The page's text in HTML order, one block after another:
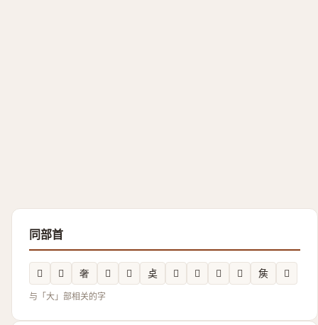
同部首
𡘕 𭑞 奢 𡚋 𰋬 奌 𡘔 𱘲 𡗙 𱘾 𡘓 𲚿
与「大」部相关的字